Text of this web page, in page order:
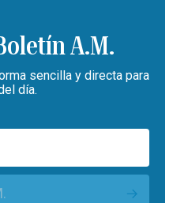
A.M.
sencilla y directa para
día.